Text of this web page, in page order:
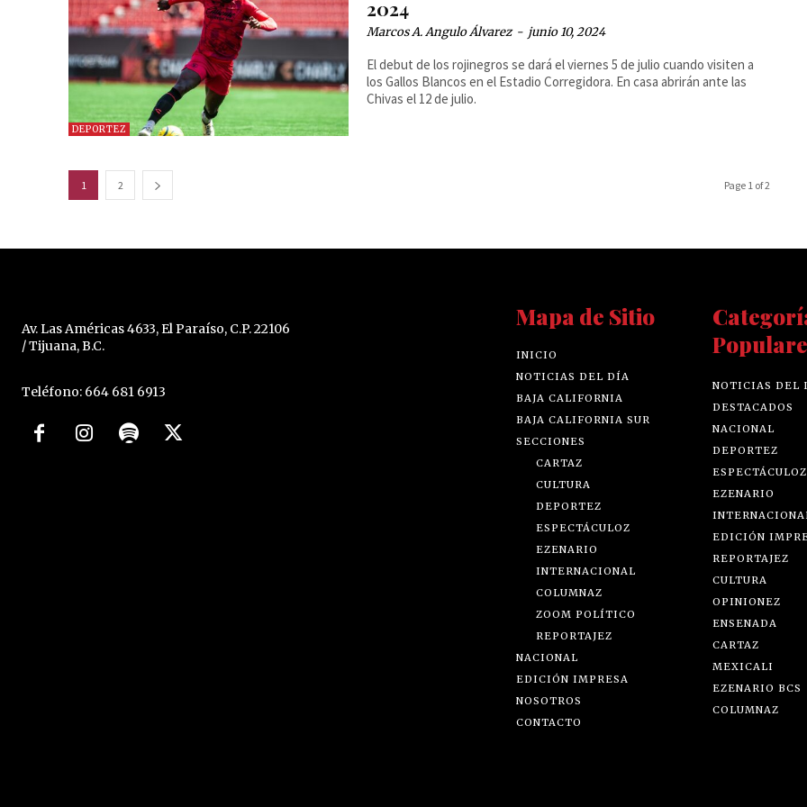
DEPORTEZ
2024
Marcos A. Angulo Álvarez - junio 10, 2024
El debut de los rojinegros se dará el viernes 5 de julio cuando visiten a
los Gallos Blancos en el Estadio Corregidora. En casa abrirán ante las
Chivas el 12 de julio.
1 2 Page 1 of 2
Av. Las Américas 4633, El Paraíso, C.P. 22106
/ Tijuana, B.C.
Teléfono: 664 681 6913
Mapa de Sitio
INICIO
NOTICIAS DEL DÍA
BAJA CALIFORNIA
BAJA CALIFORNIA SUR
SECCIONES
CARTAZ
CULTURA
DEPORTEZ
ESPECTÁCULOZ
EZENARIO
INTERNACIONAL
COLUMNAZ
ZOOM POLÍTICO
REPORTAJEZ
NACIONAL
EDICIÓN IMPRESA
NOSOTROS
CONTACTO
NOTICIAS DEL
DESTACADOS
NACIONAL
DEPORTEZ
ESPECTÁCULOZ
EZENARIO
EDICIÓN
REPORTAJEZ
CULTURA
OPINIONEZ
ENSENADA
CARTAZ
MEXICALI
EZENARIO BCS
COLUMNAZ